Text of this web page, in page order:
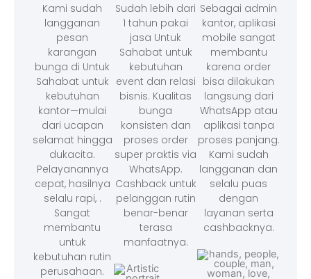
Kami sudah
langganan
pesan
karangan
bunga di Untuk
Sahabat untuk
kebutuhan
kantor—mulai
dari ucapan
selamat hingga
dukacita.
Pelayanannya
cepat, hasilnya
selalu rapi, .
Sangat
membantu
untuk
kebutuhan rutin
perusahaan.
Sudah lebih dari
1 tahun pakai
jasa Untuk
Sahabat untuk
kebutuhan
event dan relasi
bisnis. Kualitas
bunga
konsisten dan
proses order
super praktis via
WhatsApp.
Cashback untuk
pelanggan rutin
benar-benar
terasa
manfaatnya.
Sebagai admin
kantor, aplikasi
mobile sangat
membantu
karena order
bisa dilakukan
langsung dari
WhatsApp atau
aplikasi tanpa
proses panjang.
Kami sudah
langganan dan
selalu puas
dengan
layanan serta
cashbacknya.